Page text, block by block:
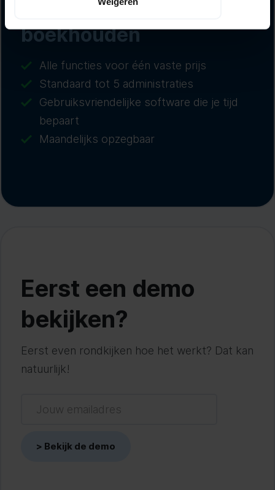
boekhouden
Alle functies voor één vaste prijs
Standaard tot 5 administraties
Gebruiksvriendelijke software die je tijd
bepaart
Maandelijks opzegbaar
Eerst een demo
bekijken?
Eerst even rondkijken hoe het werkt? Dat kan
natuurlijk!